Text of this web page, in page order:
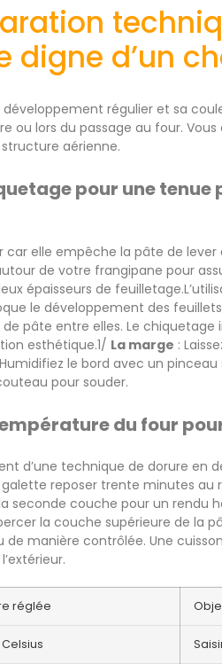
digne d’un
régulier et sa
ou lors du passage au four.
aérienne.
pour une
elle empêche la pâte de
de votre frangipane pour
épaisseurs de
le développement des
pâte entre elles. Le
esthétique.1/ La marge :
le bord avec un pinceau
pour souder.
du four
d’une technique de dorure en
reposer trente minutes au
seconde couche pour un rendu
la couche supérieure de la
de manière contrôlée. Une
réglée